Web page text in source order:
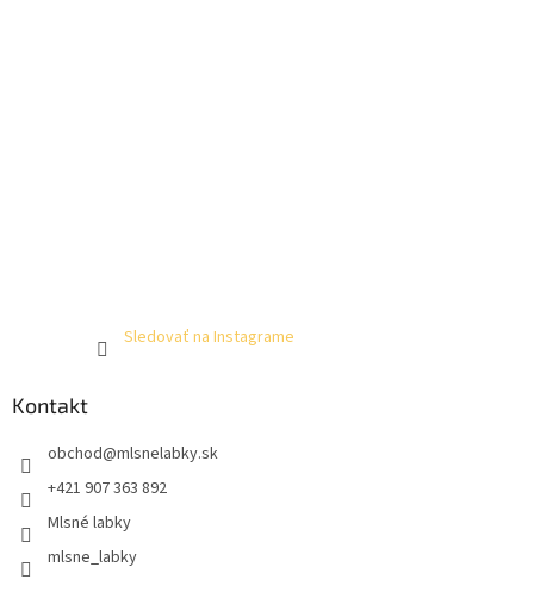
Sledovať na Instagrame
Kontakt
obchod@mlsnelabky.sk
+421 907 363 892
Mlsné labky
mlsne_labky